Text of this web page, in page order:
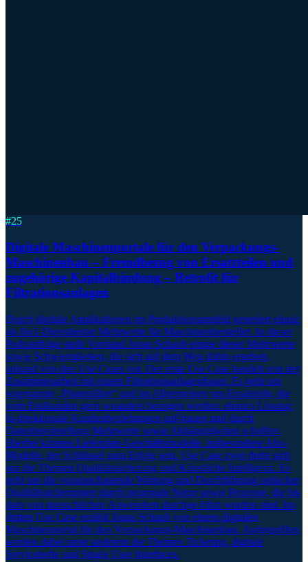
#25
Digitale Maschinenportale für den Verpackungs-
Maschinenbau – Fremdbezug von Ersatzteilen und
zugehörige Kapitalbindung – Retrofit für
Filtrationsanlagen
Durch digitale Applikationen im Produktionsumfeld generiert elunic
als IIoT-Dienstleister Mehrwerte für Maschinenhersteller. In dieser
Podcastfolge stellt Vorstand Jonas Schaub einige dieser Mehrwerte
sowie Schwierigkeiten, die sich auf dem Weg dahin ergeben,
anhand von drei Use Cases vor. Der erste Use Case handelt von der
Zusammenarbeit mit einem Filtrationsanlagenbauer. Es geht um
sogenannte „Piratenfilter“ und im Allgemeinen um Ersatzteile, die
vom Endkunden gern woanders bezogen werden. elunics Lösung:
bi-direktionale Kundenbeziehungen auf-bauen und durch
Datenbereitstellung Mehrwerte sowie Abhängigkeiten schaffen.
Hierbei können Lieferplan-Geschäftsmodelle, insbesondere Abo-
Modelle, der Schlüssel zum Erfolg sein. Use Case zwei dreht sich
um die Themen Qualitätssicherung und Künstliche Intelligenz. Es
geht um die vorausschauende Wartung und Durchführung optischer
Qualitätssicherungen durch neuronale Netze sowie Prozesse, die bis
dato von menschlichen Anwendern durchge-führt worden sind. Im
dritten Use Case erzählt Jonas Schaub von einem digitalen
Maschinenportal für den Verpackungs-Maschinenbau. Aufgegriffen
werden dabei unter anderem die Themen Ticketing, digitale
Servicehefte und Single User Interfaces.